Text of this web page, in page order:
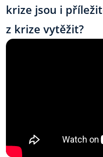
krize jsou i
z krize vytěžit?